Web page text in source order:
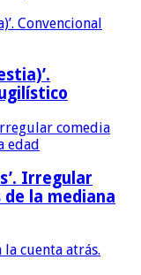
Irregular
de la mediana